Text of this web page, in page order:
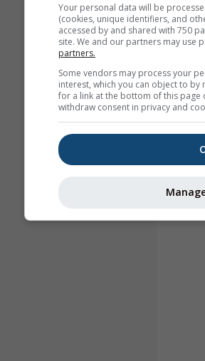
Your personal data will be
(cookies, unique identifiers, and
accessed by and shared with 750
site. We and our partners may use
partners.
Some vendors may process your
interest, which you can object to
for a link at the bottom of this page
withdraw consent in privacy and